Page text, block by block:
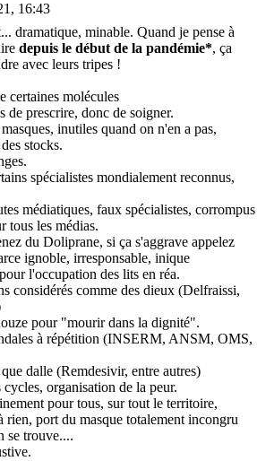
16:43
dramatique, minable. Quand je pense à
depuis le début de la pandémie*, ça
avec leurs tripes !
certaines molécules
de prescrire, donc de soigner.
inutiles quand on n'en a pas,
stocks.
spécialistes mondialement reconnus,
médiatiques, faux spécialistes, corrompus
tous les médias.
du Doliprane, si ça s'aggrave appelez
ignoble, irresponsable, inique
l'occupation des lits en réa.
considérés comme des dieux (Delfraissi,
pour "mourir dans la dignité".
à répétition (INSERM, ANSM, OMS,
dalle (Remdesivir, entre autres)
cycles, organisation de la peur.
pour tous, sur tout le territoire,
rien, port du masque totalement incongru
se trouve....